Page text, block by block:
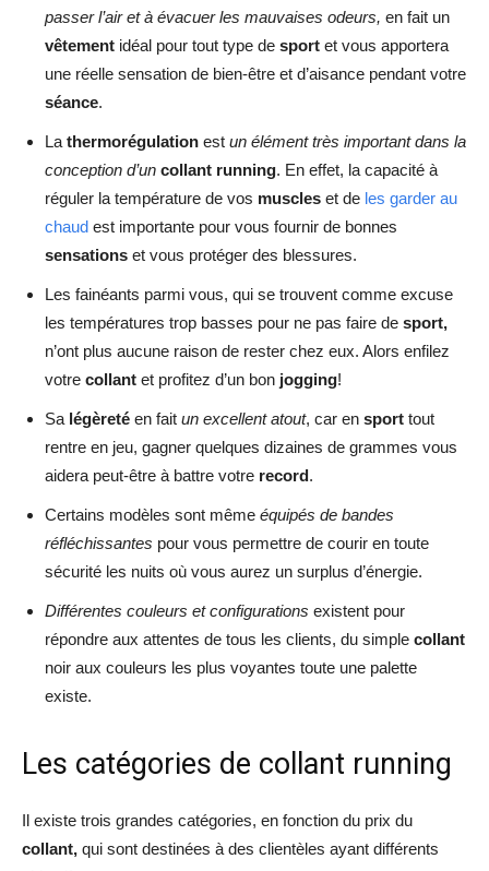
passer l’air et à évacuer les mauvaises odeurs, en fait un
vêtement idéal pour tout type de sport et vous apportera
une réelle sensation de bien-être et d’aisance pendant votre
séance.
La thermorégulation est un élément très important dans la
conception d’un collant running. En effet, la capacité à
réguler la température de vos muscles et de les garder au
chaud est importante pour vous fournir de bonnes
sensations et vous protéger des blessures.
Les fainéants parmi vous, qui se trouvent comme excuse
les températures trop basses pour ne pas faire de sport,
n’ont plus aucune raison de rester chez eux. Alors enfilez
votre collant et profitez d’un bon jogging!
Sa légèreté en fait un excellent atout, car en sport tout
rentre en jeu, gagner quelques dizaines de grammes vous
aidera peut-être à battre votre record.
Certains modèles sont même équipés de bandes
réfléchissantes pour vous permettre de courir en toute
sécurité les nuits où vous aurez un surplus d’énergie.
Différentes couleurs et configurations existent pour
répondre aux attentes de tous les clients, du simple collant
noir aux couleurs les plus voyantes toute une palette
existe.
Les catégories de collant running
Il existe trois grandes catégories, en fonction du prix du
collant, qui sont destinées à des clientèles ayant différents